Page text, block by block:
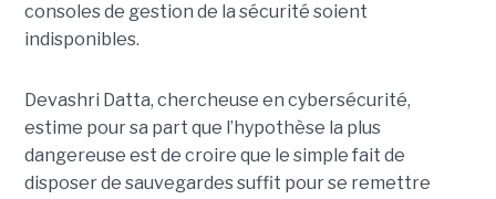
consoles de gestion de la sécurité soient
indisponibles.
Devashri Datta, chercheuse en cybersécurité,
estime pour sa part que l’hypothèse la plus
dangereuse est de croire que le simple fait de
disposer de sauvegardes suffit pour se remettre